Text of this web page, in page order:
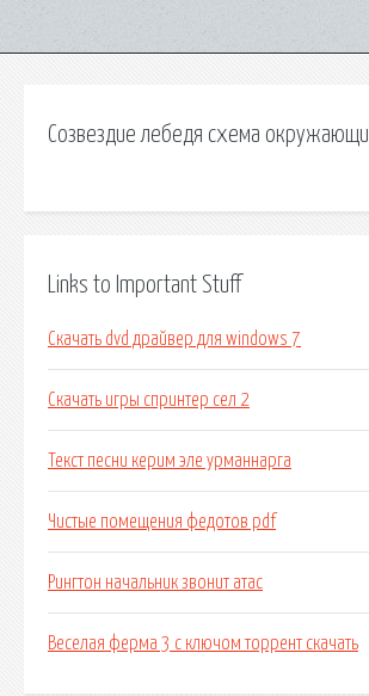
Созвездие лебедя схема
Links to Important Stuff
Скачать dvd драйвер для windows 7
Скачать игры спринтер сел 2
Текст песни керим эле урманнарга
Чистые помещения федотов pdf
Рингтон начальник звонит атас
Веселая ферма 3 с ключом торрент скачать